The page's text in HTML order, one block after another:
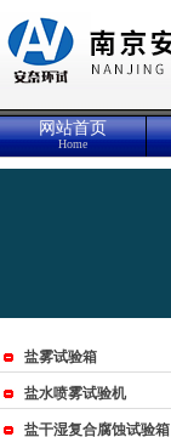
网站首页
Home
盐雾试验箱
盐水喷雾试验机
盐干湿复合腐蚀试验箱